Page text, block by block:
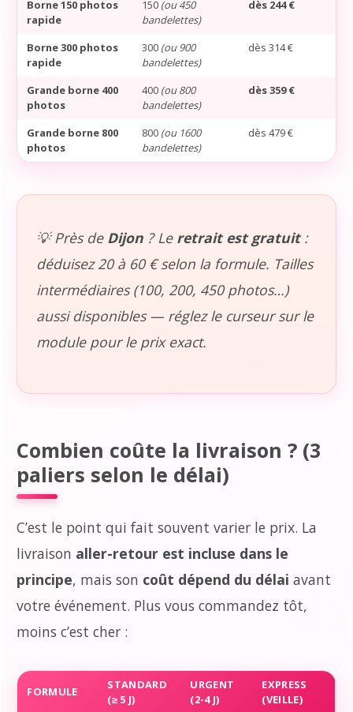
Borne 150 photos
rapide
150 (ou 450
bandelettes)
dès 244 €
Borne 300 photos
rapide
300 (ou 900
bandelettes)
dès 314 €
Grande borne 400
photos
400 (ou 800
bandelettes)
dès 359 €
Grande borne 800
photos
800 (ou 1600
bandelettes)
dès 479 €
💡 Près de Dijon ? Le retrait est gratuit:
déduisez 20 à 60 € selon la formule. Tailles
intermédiaires (100, 200, 450 photos…)
aussi disponibles — réglez le curseur sur le
module pour le prix exact.
Combien coûte la livraison ? (3
paliers selon le délai)
C’est le point qui fait souvent varier le prix. La
livraison aller-retour est incluse dans le
principe, mais son coût dépend du délai avant
votre événement. Plus vous commandez tôt,
moins c’est cher :
FORMULE
STANDARD
(≥ 5 J)
URGENT
(2-4 J)
EXPRESS
(VEILLE)